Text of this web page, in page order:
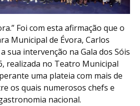
Foi com esta afirmação que o
Municipal de Évora, Carlos
sua intervenção na Gala dos Sóis
realizada no Teatro Municipal
uma plateia com mais de
os quais numerosos chefs e
nacional.